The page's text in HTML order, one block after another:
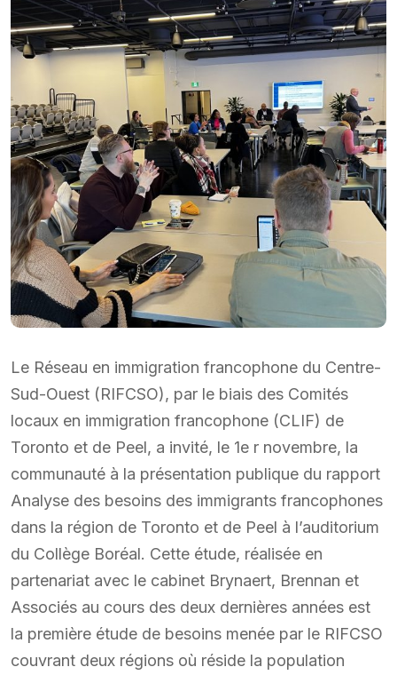
Le Réseau en immigration francophone du Centre-
Sud-Ouest (RIFCSO), par le biais des Comités
locaux en immigration francophone (CLIF) de
Toronto et de Peel, a invité, le 1e r novembre, la
communauté à la présentation publique du rapport
Analyse des besoins des immigrants francophones
dans la région de Toronto et de Peel à l’auditorium
du Collège Boréal. Cette étude, réalisée en
partenariat avec le cabinet Brynaert, Brennan et
Associés au cours des deux dernières années est
la première étude de besoins menée par le RIFCSO
couvrant deux régions où réside la population